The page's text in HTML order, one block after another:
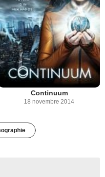
Continuum
18 novembre 2014